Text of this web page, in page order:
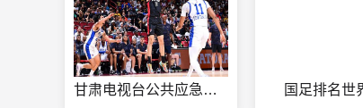
甘肃电视台公共应急频道直播 国足排名世